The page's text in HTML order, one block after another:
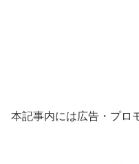
本記事内には広告・プロ